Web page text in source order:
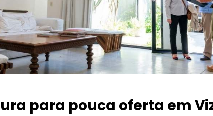
para pouca oferta em